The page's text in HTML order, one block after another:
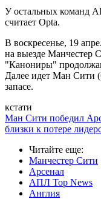
У остальных команд
считает Opta.
В воскресенье, 19
на выезде Манчестер
"Канониры"
Далее идет Ман Сити
запасе.
кстати
Ман Сити победил
близки к потере
Читайте еще:
Манчестер Сити
Арсенал
АПЛ Top News
Англия